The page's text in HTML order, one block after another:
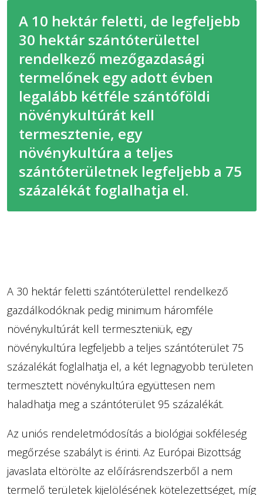
A 10 hektár feletti, de legfeljebb
30 hektár szántóterülettel
rendelkező mezőgazdasági
termelőnek egy adott évben
legalább kétféle szántóföldi
növénykultúrát kell
termesztenie, egy
növénykultúra a teljes
szántóterületnek legfeljebb a 75
százalékát foglalhatja el.
A 30 hektár feletti szántóterülettel rendelkező
gazdálkodóknak pedig minimum háromféle
növénykultúrát kell termeszteniük, egy
növénykultúra legfeljebb a teljes szántóterület 75
százalékát foglalhatja el, a két legnagyobb területen
termesztett növénykultúra együttesen nem
haladhatja meg a szántóterület 95 százalékát.
Az uniós rendeletmódosítás a biológiai sokféleség
megőrzése szabályt is érinti. Az Európai Bizottság
javaslata eltörölte az előírásrendszerből a nem
termelő területek kijelölésének kötelezettséget, míg